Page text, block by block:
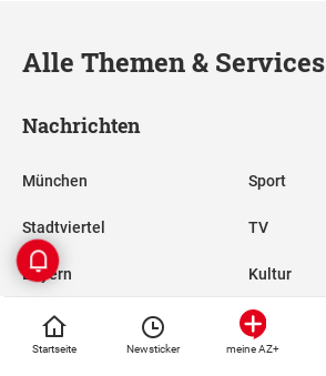
Startseite Newsticker meine AZ+
Alle Themen & Services
Nachrichten
München
Stadtviertel
Bayern
FC Bayern
Sport
TV
Kultur
Reise